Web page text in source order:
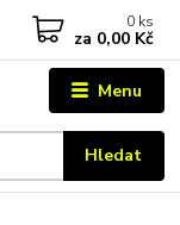
Menu
Hledat
0 ks
za 0,00 Kč